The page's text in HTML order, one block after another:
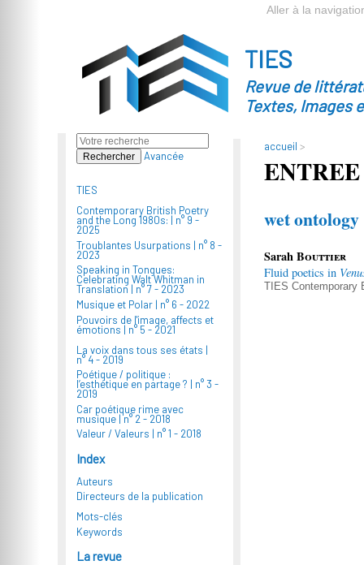
Aller à la
TIES
Revue de
Textes, Images
accueil >
ENTREE
wet ontology
SarahBouttier
Fluid poetics in
TIES Contemporary
Avancée
TIES
Contemporary British Poetry
and the Long 1980s: | n° 9 -
2025
Troublantes Usurpations | n° 8 -
2023
Speaking in Tongues:
Celebrating Walt Whitman in
Translation | n° 7 - 2023
Musique et Polar | n° 6 - 2022
Pouvoirs de l'image, affects et
émotions | n° 5 - 2021
La voix dans tous ses états |
n° 4 - 2019
Poétique / politique :
l’esthétique en partage ? | n° 3 -
2019
Car poétique rime avec
musique |n° 2 - 2018
Valeur / Valeurs | n° 1 - 2018
Index
Auteurs
Directeurs de la publication
Mots-clés
Keywords
La revue